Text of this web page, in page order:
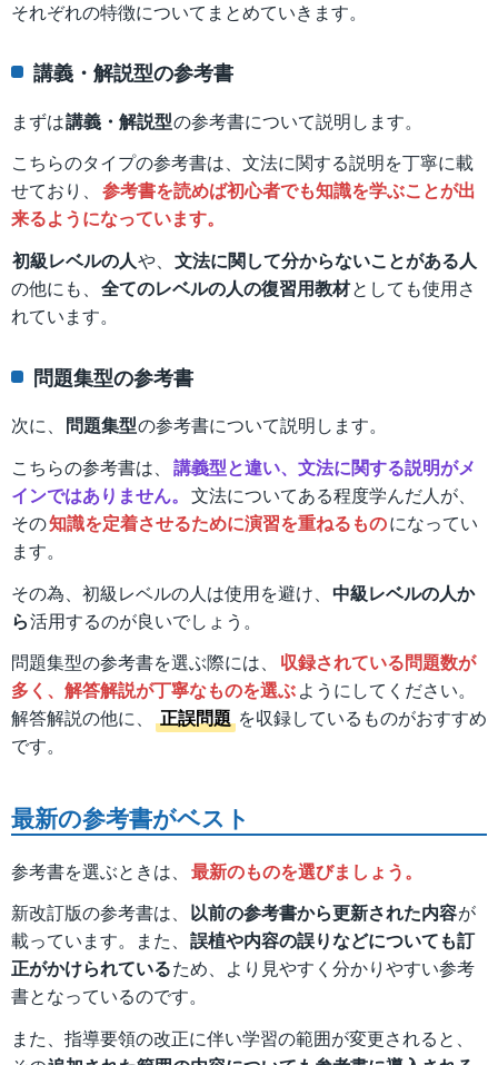
それぞれの特徴についてまとめていきます。
講義・解説型の参考書
まずは講義・解説型の参考書について説明します。
こちらのタイプの参考書は、文法に関する説明を丁寧に載
せており、 参考書を読めば初心者でも知識を学ぶことが出
来るようになっています。
初級レベルの人や、 文法に関して分からないことがある人
の他にも、 全てのレベルの人の復習用教材としても使用さ
れています。
問題集型の参考書
次に、 問題集型の参考書について説明します。
こちらの参考書は、 講義型と違い、文法に関する説明がメ
インではありません。 文法についてある程度学んだ人が、
その知識を定着させるために演習を重ねるものになってい
ます。
その為、初級レベルの人は使用を避け、 中級レベルの人か
ら活用するのが良いでしょう。
問題集型の参考書を選ぶ際には、
収録されている問題数が
多く、解答解説が丁寧なものを選ぶようにしてください。
解答解説の他に、
正誤問題 を収録しているものがおすすめ
です。
最新の参考書がベスト
参考書を選ぶときは、 最新のものを選びましょう。
新改訂版の参考書は、 以前の参考書から更新された内容が
載っています。また、 誤植や内容の誤りなどについても訂
正がかけられているため、より見やすく分かりやすい参考
書となっているのです。
また、指導要領の改正に伴い学習の範囲が変更されると、